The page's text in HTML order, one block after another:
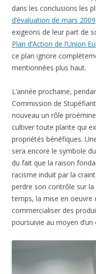
dans les conclusions les
d’évaluation de mars 2009
exigeons de leur part de
Plan d’Action de l’Union
ce plan ignore
mentionnées plus haut.
L’année prochaine,
Commission de
nouveau un rôle
cultiver toute plante qui
propriétés bénéfiques.
sera encore le symbole
du fait que la raison
racisme induit par la
perdre son contrôle sur
temps, la mise en oeuvre
commercialiser des
poursuivie au moyen